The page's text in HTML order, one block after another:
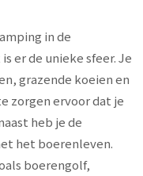
in de
er de unieke sfeer. Je
grazende koeien en
zorgen ervoor dat je
heb je de
het boerenleven.
boerengolf,